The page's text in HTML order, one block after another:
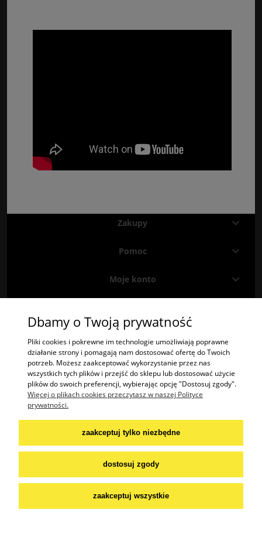
Zakupy
Pomoc
Moje konto
Znajdź nas naFacebookuiInstagramie
"2TREES" Radosław Krzysztof Olech | ul. Potok 485A, 38-404 Potok | woj.
podkarpackie | tel.: 574447365 | email:kontakt@2trees.pl
NIP: 6842276645
Praca:
wakat:szwaczka / krawcowa
aplikuj na mail:
praca@2trees.pl
Dbamy o Twoją prywatność
Pliki cookies i pokrewne im technologie umożliwiają poprawne
działanie strony i pomagają nam dostosować ofertę do Twoich
potrzeb. Możesz zaakceptować wykorzystanie przez nas
wszystkich tych plików i przejść do sklepu lub dostosować użycie
plików do swoich preferencji, wybierając opcję "Dostosuj zgody".
Więcej o plikach cookies przeczytasz w naszej Polityce
prywatności.
zaakceptuj tylko niezbędne
dostosuj zgody
zaakceptuj wszystkie